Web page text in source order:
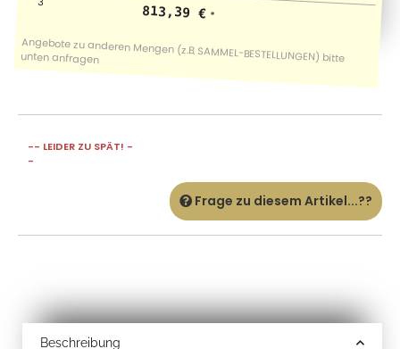
813,39 € *
-- LEIDER ZU SPÄT! -
-
Frage zu diesem Artikel...??
Beschreibung